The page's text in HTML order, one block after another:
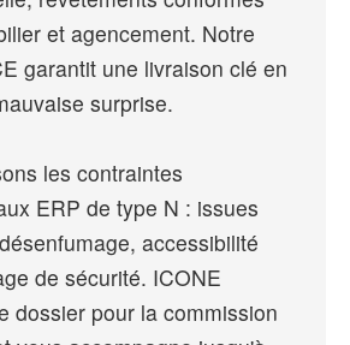
et agencement. Notre
garantit une livraison clé en
surprise.
les contraintes
ERP de type N : issues
accessibilité
de sécurité. ICONE
dossier pour la commission